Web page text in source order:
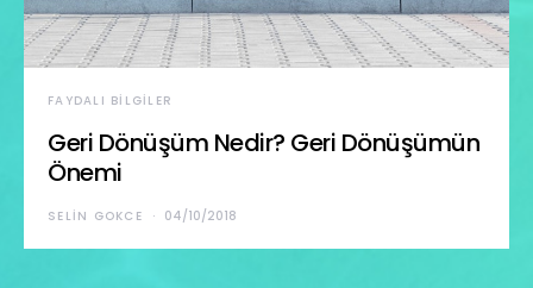
FAYDALI BILGILER
Geri Dönüşüm Nedir? Geri Dönüşümün
Önemi
SELIN GOKCE 04/10/2018